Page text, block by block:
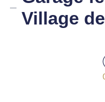
Village